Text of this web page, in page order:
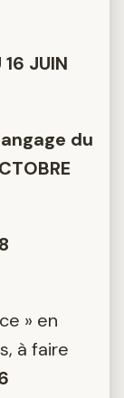
JUIN
du
» en
à faire